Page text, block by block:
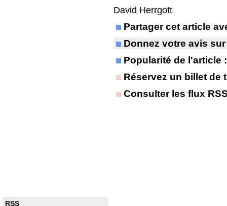
RSS
David Herrgott
Partager cet article
Donnez votre avis
Popularité de l'article
Réservez un billet de
Consulter les flux